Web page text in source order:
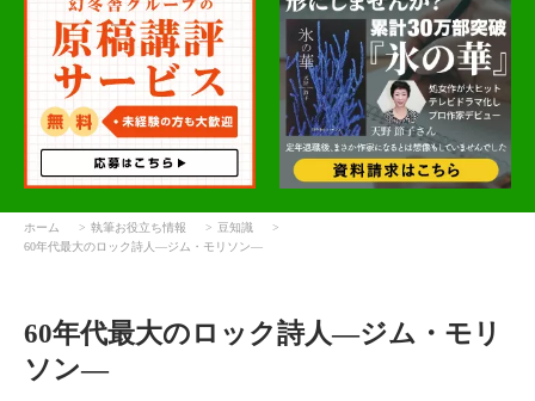
ホーム 執筆お役立ち情報
豆知識
60年代最大のロック詩人―ジム・モリソン―
60年代最大のロック詩人―ジム・モリ
ソン―